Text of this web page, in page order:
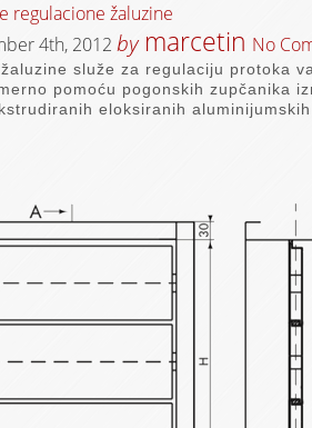
regulacione žaluzine
4th, 2012 by marcetin No
služe za regulaciju protoka
pomoću pogonskih zupčanika
eloksiranih aluminijumskih